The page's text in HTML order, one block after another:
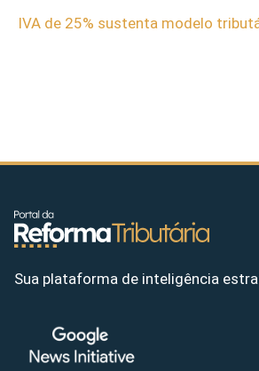
IVA de 25% sustenta modelo
Sua plataforma de inteligência